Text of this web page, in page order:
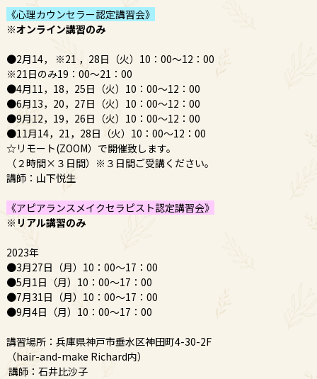
《心理カウンセラー認定講習会》
※オンライン講習のみ
●2月14， ※21 ，28日（火）10：00～12：00
※21日のみ19：00～21：00
●4月11，18，25日（火）10：00～12：00
●6月13，20，27日（火）10：00～12：00
●9月12，19，26日（火）10：00～12：00
●11月14，21，28日（火）10：00～12：00
☆リモート(ZOOM）で開催致します。
（２時間×３日間）※３日間ご受講ください。
講師：山下悦生
《アピアランスメイクセラピスト認定講習会》
※リアル講習のみ
2023年
●3月27日（月）10：00～17：00
●5月1日（月）10：00～17：00
●7月31日（月）10：00～17：00
●9月4日（月）10：00～17：00
講習場所：兵庫県神戸市垂水区神田町4-30-2F
（hair-and-make Richard内）
講師：石井比沙子